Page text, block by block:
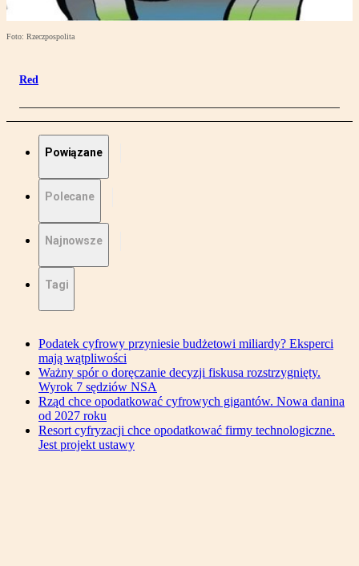
Foto: Rzeczpospolita
Red
Powiązane
Polecane
Najnowsze
Tagi
Podatek cyfrowy przyniesie budżetowi miliardy? Eksperci
mają wątpliwości
Ważny spór o doręczanie decyzji fiskusa rozstrzygnięty.
Wyrok 7 sędziów NSA
Rząd chce opodatkować cyfrowych gigantów. Nowa danina
od 2027 roku
Resort cyfryzacji chce opodatkować firmy technologiczne.
Jest projekt ustawy